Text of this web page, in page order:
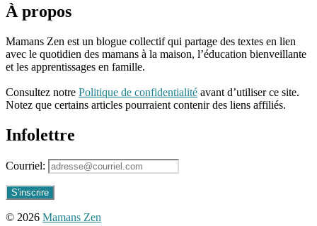
de
vie,
à
la
maison,
zen,
passions
maman,
de
mère
À propos
Mamans Zen est un blogue collectif qui partage des textes en lien
avec le quotidien des mamans à la maison, l’éducation bienveillante
et les apprentissages en famille.
Consultez notre Politique de confidentialité avant d’utiliser ce site.
Notez que certains articles pourraient contenir des liens affiliés.
Infolettre
Courriel:
© 2026 Mamans Zen